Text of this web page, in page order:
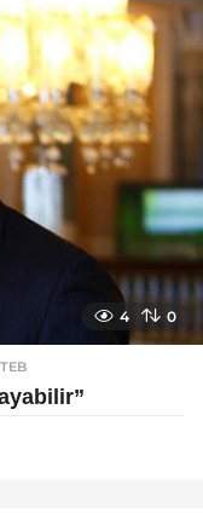
4 0
,TEB